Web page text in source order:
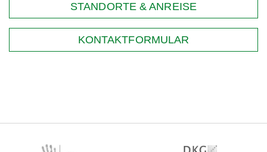
STANDORTE & ANREISE
KONTAKTFORMULAR